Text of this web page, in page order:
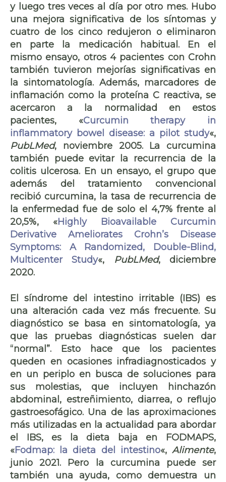
y luego tres veces al día por otro mes. Hubo
una mejora significativa de los síntomas y
cuatro de los cinco redujeron o eliminaron
en parte la medicación habitual . En el
mismo ensayo, otros 4 pacientes con Crohn
también tuvieron mejorías significativas en
la sintomatología. Además, marcadores de
inflamación como la proteína C reactiva, se
acercaron a la normalidad en estos
pacientes, «Curcumin therapy in
inflammatory bowel disease: a pilot study«,
PubLMed, noviembre 2005. La curcumina
también puede evitar la recurrencia de la
colitis ulcerosa. En un ensayo, el grupo que
además del tratamiento convencional
recibió curcumina, la tasa de recurrencia de
la enfermedad fue de solo el 4,7% frente al
20,5%, «Highly Bioavailable Curcumin
Derivative Ameliorates Crohn’s Disease
Symptoms: A Randomized, Double-Blind,
Multicenter Study«, PubLMed, diciembre
2020.
Elsíndrome del intestino irritable(IBS) es
una alteración cada vez más frecuente. Su
diagnóstico se basa en sintomatología, ya
que las pruebas diagnósticas suelen dar
“normal”. Esto hace que los pacientes
queden en ocasiones infradiagnosticados y
en un periplo en busca de soluciones para
sus molestias, que incluyen
hinchazón
abdominal , estreñimiento, diarrea, o reflujo
gastroesofágico. Una de las aproximaciones
más utilizadas en la actualidad para abordar
el IBS, es ladieta baja en FODMAPS,
«Fodmap: la dieta del intestino«,Alimente,
junio 2021. Pero la curcumina puede ser
también una ayuda, como demuestra un